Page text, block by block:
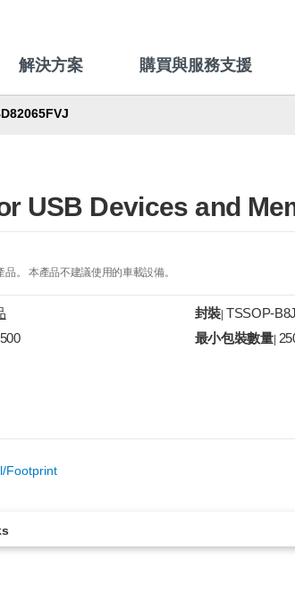
解決方案 購買與服務支援
USB Devices and
。 本產品不建議使用的車載設備。
封裝 TSSOP-B8J
最小包裝數量|
Footprint